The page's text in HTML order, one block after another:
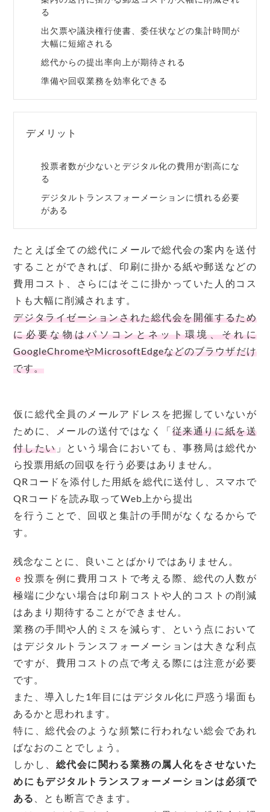
る
出欠票や議決権行使書、委任状などの集計時間が
大幅に短縮される
総代からの提出率向上が期待される
準備や回収業務を効率化できる
デメリット
投票者数が少ないとデジタル化の費用が割高にな
る
デジタルトランスフォーメーションに慣れる必要
がある
たとえば全ての総代にメールで総代会の案内を送付
することができれば、印刷に掛かる紙や郵送などの
費用コスト、さらにはそこに掛かっていた人的コス
トも大幅に削減されます。
デジタライゼーションされた総代会を開催するため
に必要な物はパソコンとネット環境、それに
GoogleChromeやMicrosoftEdgeなどのブラウザだけ
です。
仮に総代全員のメールアドレスを把握していないが
ために、メールの送付ではなく「従来通りに紙を送
付したい」という場合においても、事務局は総代か
ら投票用紙の回収を行う必要はありません。
QRコードを添付した用紙を総代に送付し、スマホで
QRコードを読み取ってWeb上から提出
を行うことで、回収と集計の手間がなくなるからで
す。
残念なことに、良いことばかりではありません。
ｅ 投票を例に費用コストで考える際、総代の人数が
極端に少ない場合は印刷コストや人的コストの削減
はあまり期待することができません。
業務の手間や人的ミスを減らす、という点において
はデジタルトランスフォーメーションは大きな利点
ですが、費用コストの点で考える際には注意が必要
です。
また、導入した1年目にはデジタル化に戸惑う場面も
あるかと思われます。
特に、総代会のような頻繁に行われない総会であれ
ばなおのことでしょう。
しかし、 総代会に関わる業務の属人化をさせないた
めにもデジタルトランスフォーメーションは必須で
ある
、とも断言できます。